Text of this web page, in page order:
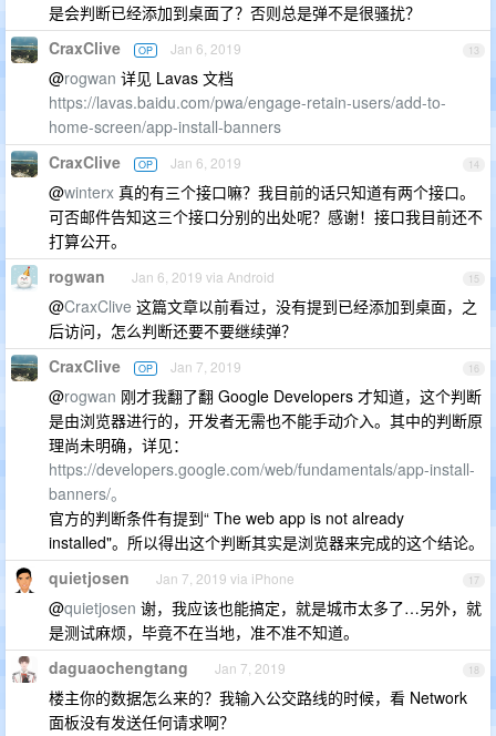
是会判断已经添加到桌面了？否则总是弹不是很骚扰？
13
CraxClive OP Jan 6, 2019
@rogwan 详见 Lavas 文档
https://lavas.baidu.com/pwa/engage-retain-users/add-to-
home-screen/app-install-banners
14
CraxClive OP Jan 6, 2019
@winterx 真的有三个接口嘛？我目前的话只知道有两个接口。
可否邮件告知这三个接口分别的出处呢？感谢！接口我目前还不
打算公开。
15
rogwan Jan 6, 2019 via Android
@CraxClive 这篇文章以前看过，没有提到已经添加到桌面，之
后访问，怎么判断还要不要继续弹？
16
CraxClive OP Jan 7, 2019
@rogwan 刚才我翻了翻 Google Developers 才知道，这个判断
是由浏览器进行的，开发者无需也不能手动介入。其中的判断原
理尚未明确，详见：
https://developers.google.com/web/fundamentals/app-install-
banners/。
官方的判断条件有提到“ The web app is not already
installed"。所以得出这个判断其实是浏览器来完成的这个结论。
17
quietjosen Jan 7, 2019 via iPhone
@quietjosen 谢，我应该也能搞定，就是城市太多了…另外，就
是测试麻烦，毕竟不在当地，准不准不知道。
18
daguaochengtang Jan 7, 2019
楼主你的数据怎么来的？我输入公交路线的时候，看 Network
面板没有发送任何请求啊？